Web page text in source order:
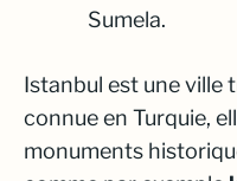
Sumela.
Istanbul est une ville
connue en Turquie,
monuments